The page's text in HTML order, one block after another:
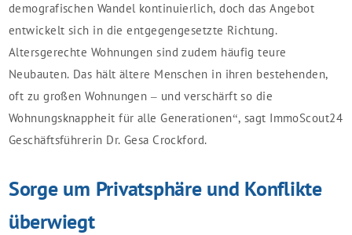
demografischen Wandel kontinuierlich, doch das Angebot
entwickelt sich in die entgegengesetzte Richtung.
Altersgerechte Wohnungen sind zudem häufig teure
Neubauten. Das hält ältere Menschen in ihren bestehenden,
oft zu großen Wohnungen – und verschärft so die
Wohnungsknappheit für alle Generationen“, sagt ImmoScout24
Geschäftsführerin Dr. Gesa Crockford.
Sorge um Privatsphäre und Konflikte
überwiegt